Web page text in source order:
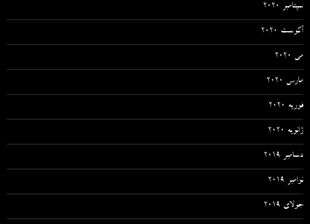
سپتامبر 2020
آگوست 2020
می 2020
مارس 2020
فوریه 2020
ژانویه 2020
دسامبر 2019
نوامبر 2019
جولای 2019